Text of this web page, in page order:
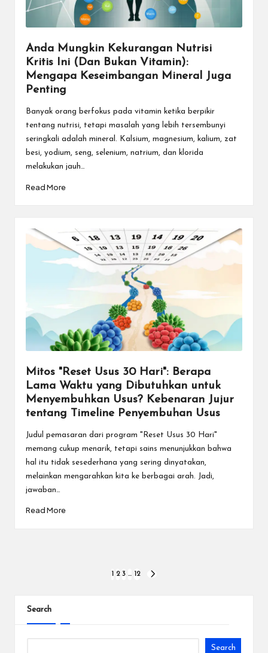
Anda Mungkin Kekurangan Nutrisi
Kritis Ini (Dan Bukan Vitamin):
Mengapa Keseimbangan Mineral Juga
Penting
Banyak orang berfokus pada vitamin ketika berpikir
tentang nutrisi, tetapi masalah yang lebih tersembunyi
seringkali adalah mineral. Kalsium, magnesium, kalium, zat
besi, yodium, seng, selenium, natrium, dan klorida
melakukan jauh…
Read More
Mitos "Reset Usus 30 Hari": Berapa
Lama Waktu yang Dibutuhkan untuk
Menyembuhkan Usus? Kebenaran Jujur
tentang Timeline Penyembuhan Usus
Judul pemasaran dari program "Reset Usus 30 Hari"
memang cukup menarik, tetapi sains menunjukkan bahwa
hal itu tidak sesederhana yang sering dinyatakan,
melainkan mengarahkan kita ke berbagai arah. Jadi,
jawaban…
Read More
2 3 … 12
Search
Search